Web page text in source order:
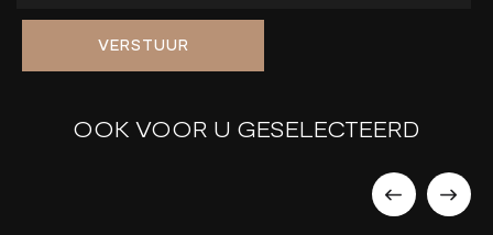
VERSTUUR
OOK VOOR U GESELECTEERD